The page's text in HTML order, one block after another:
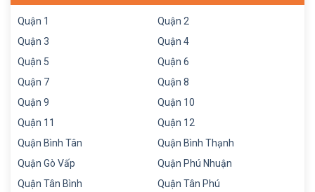
Quận 1
Quận 2
Quận 3
Quận 4
Quận 5
Quận 6
Quận 7
Quận 8
Quận 9
Quận 10
Quận 11
Quận 12
Quận Bình Tân
Quận Bình Thạnh
Quận Gò Vấp
Quận Phú Nhuận
Quận Tân Bình
Quận Tân Phú